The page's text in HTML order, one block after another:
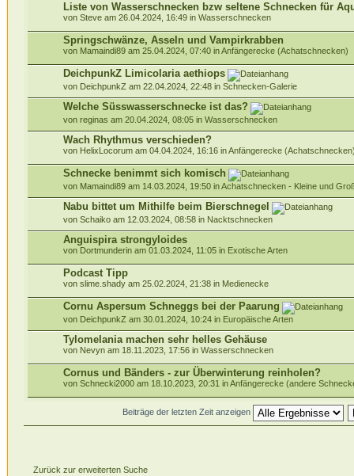
Liste von Wasserschnecken bzw seltene Schnecken für
von Steve am 26.04.2024, 16:49 in Wasserschnecken
Springschwänze, Asseln und Vampirkrabben
von Mamaindi89 am 25.04.2024, 07:40 inAnfängerecke (Achatschnecken)
DeichpunkZ Limicolaria aethiops
von DeichpunkZ am 22.04.2024, 22:48 in Schnecken-Galerie
Welche Süsswasserschnecke ist das?
von reginas am 20.04.2024, 08:05 in Wasserschnecken
Wach Rhythmus verschieden?
von HelixLocorum am 04.04.2024, 16:16 inAnfängerecke
Schnecke benimmt sich komisch
von Mamaindi89 am 14.03.2024, 19:50 inAchatschnecken - Kleine und
Nabu bittet um Mithilfe beim Bierschnegel
von Schaiko am 12.03.2024, 08:58 in Nacktschnecken
Anguispira strongyloides
von Dortmunderin am 01.03.2024, 11:05 in Exotische Arten
Podcast Tipp
von slime.shady am 25.02.2024, 21:38 in Medienecke
Cornu Aspersum Schneggs bei der Paarung
von DeichpunkZ am 30.01.2024, 10:24 in Europäische Arten
Tylomelania machen sehr helles Gehäuse
von Nevyn am 18.11.2023, 17:56 in Wasserschnecken
Cornus und Bänders - zur Überwinterung reinholen?
von Schnecki2000 am 18.10.2023, 20:31 inAnfängerecke (andere
Beiträge der letzten Zeit anzeigen
Zurück zur erweiterten Suche